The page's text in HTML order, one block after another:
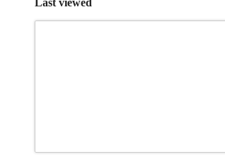
Last viewed